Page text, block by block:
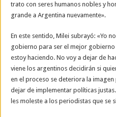
trato con seres humanos nobles y
grande a Argentina nuevamente».
En este sentido, Milei subrayó: «Yo
gobierno para ser el mejor
estoy haciendo. No voy a dejar de
viene los argentinos decidirán si
en el proceso se deteriora la
dejar de implementar políticas
les moleste a los periodistas que se